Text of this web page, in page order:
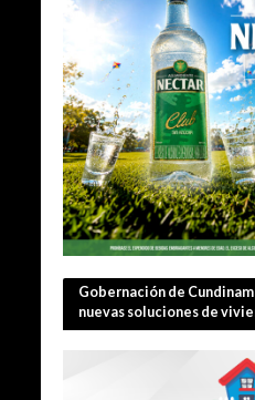
Gobernación de
nuevas soluciones de